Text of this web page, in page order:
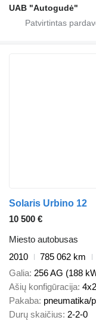
UAB "Autogudė"
Solaris Urbino 12
10 500 €
Miesto autobusas
2010
785 062 km
Galia 256 AG (188
Ašių konfigūracija 4x2
Pakaba pneumatika/
Durų skaičius 2-2-0